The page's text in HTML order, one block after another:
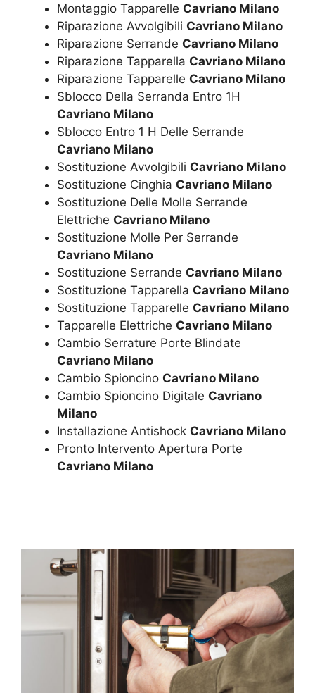
Montaggio Tapparelle Cavriano Milano
Riparazione Avvolgibili Cavriano Milano
Riparazione Serrande Cavriano Milano
Riparazione Tapparella Cavriano Milano
Riparazione Tapparelle Cavriano Milano
Sblocco Della Serranda Entro 1H
Cavriano Milano
Sblocco Entro 1 H Delle Serrande
Cavriano Milano
Sostituzione Avvolgibili Cavriano Milano
Sostituzione Cinghia Cavriano Milano
Sostituzione Delle Molle Serrande
Elettriche Cavriano Milano
Sostituzione Molle Per Serrande
Cavriano Milano
Sostituzione Serrande Cavriano Milano
Sostituzione Tapparella Cavriano Milano
Sostituzione Tapparelle Cavriano Milano
Tapparelle Elettriche Cavriano Milano
Cambio Serrature Porte Blindate
Cavriano Milano
Cambio Spioncino Cavriano Milano
Cambio Spioncino Digitale Cavriano
Milano
Installazione Antishock Cavriano Milano
Pronto Intervento Apertura Porte
Cavriano Milano